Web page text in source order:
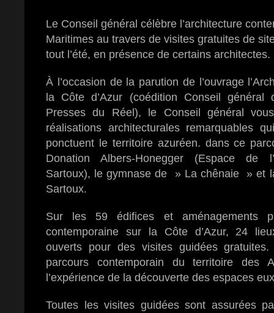
Le Conseil général célèbre l’architecture
Maritimes au travers de visites gratuites de
tout l’été, en présence de certains architectes.
À l’occasion de la parution de l’ouvrage
la Côte d’Azur (coédition Conseil général
Presses du Réel), le Conseil général
réalisations architecturales remarquables
ponctuent le territoire azuréen. dans ce
Donation Albers-Honegger (Espace de
Sartoux), le gymnase de » La chênaie » et
Sartoux.
Sur les 59 édifices et aménagements
contemporaine sur la Côte d’Azur, 24
ouverts pour des visites guidées
parcours contemporain du territoire des
l’expérience de la découverte des espaces
Toutes les visites guidées sont assurées